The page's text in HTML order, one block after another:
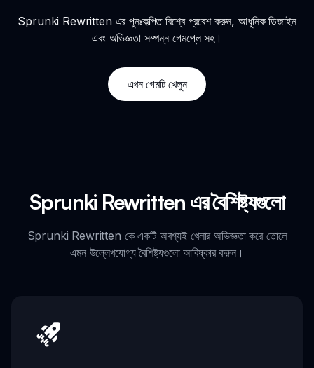
Sprunki Rewritten এর পুনঃকল্পিত বিশ্বে প্রবেশ করুন, আধুনিক ডিজাইন
এবং অভিজ্ঞতা সম্পন্ন গেমপ্লে সহ।
এখন গেমটি খেলুন
Sprunki Rewritten এর বৈশিষ্ট্যগুলো
Sprunki Rewritten কে একটি অবশ্যই খেলার অভিজ্ঞতা করে তোলে
এমন উল্লেখযোগ্য বৈশিষ্ট্যগুলো আবিষ্কার করুন।